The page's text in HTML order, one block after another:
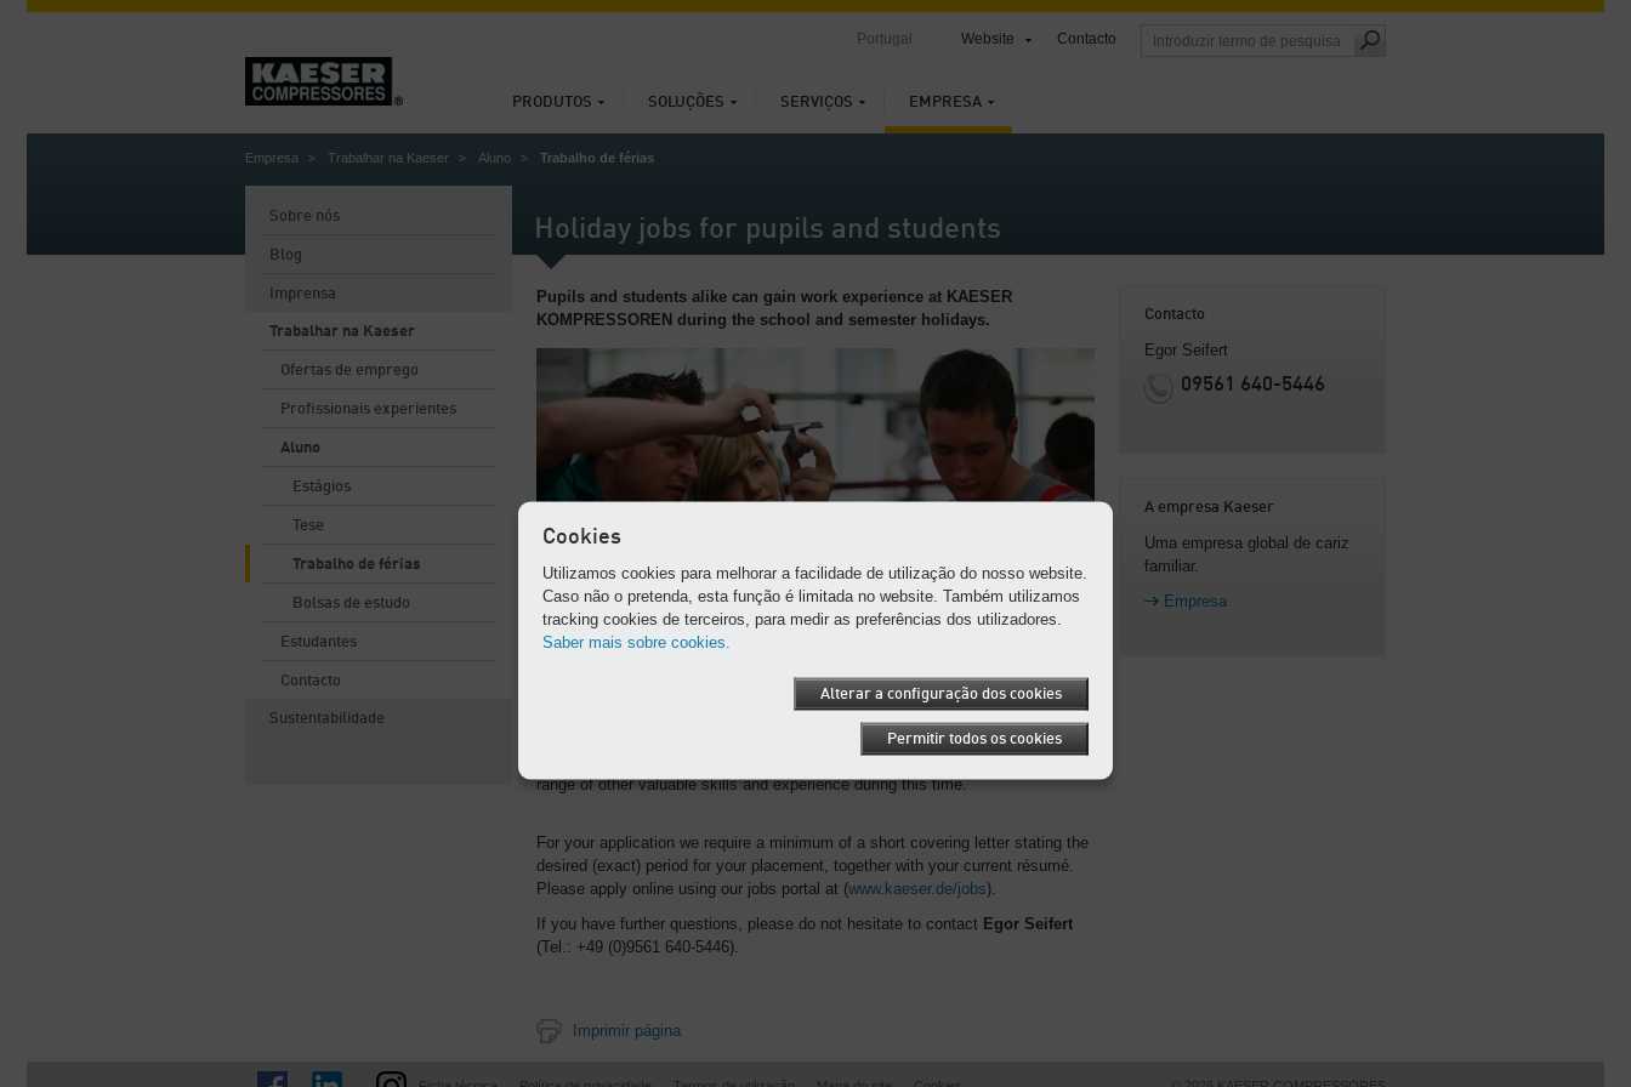
PRODUTOS SOLUÇÕES SERVIÇOS EMPRESA
Portugal Website Contacto
Empresa Trabalhar na Kaeser Aluno Trabalho de férias
Holiday jobs for pupils and students
Sobre nós
Blog
Imprensa
Trabalhar na Kaeser
Ofertas de emprego
Profissionais experientes
Aluno
Estágios
Tese
Trabalho de férias
Bolsas de estudo
Estudantes
Contacto
Sustentabilidade
Pupils and students alike can gain work experience at KAESER
KOMPRESSOREN during the school and semester holidays.
These positions are available for a minimum of 4 weeks and a maximum of 3
months within a single calendar year. Besides earning money, you will gain a
range of other valuable skills and experience during this time.
For your application we require a minimum of a short covering letter stating the
desired (exact) period for your placement, together with your current résumé.
Please apply online using our jobs portal at (www.kaeser.de/jobs).
If you have further questions, please do not hesitate to contact Egor Seifert
(Tel.: +49 (0)9561 640-5446).
Contacto
Egor Seifert
09561 640-5446
A empresa Kaeser
Uma empresa global de cariz
familiar.
Empresa
Imprimir página
Cookies
Utilizamos cookies para melhorar a facilidade de utilização do nosso website.
Caso não o pretenda, esta função é limitada no website. Também utilizamos
tracking cookies de terceiros, para medir as preferências dos utilizadores.
Saber mais sobre cookies.
Alterar a configuração dos cookies
Permitir todos os cookies